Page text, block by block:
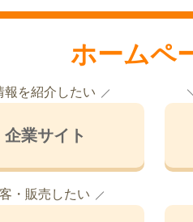
ホームペ
報を紹介したい
企業サイト
・販売したい